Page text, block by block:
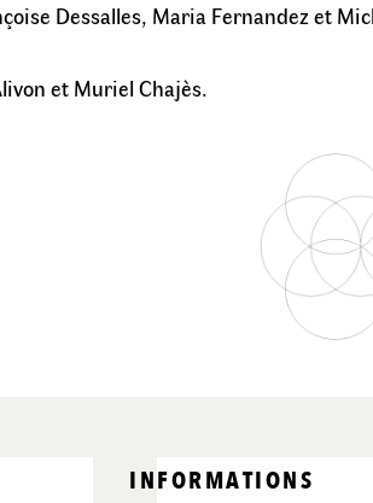
Dessalles, Maria Fernandez et
et Muriel Chajès.
INFORMATIONS